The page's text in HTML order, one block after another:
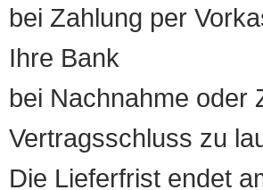
bei Zahlung per
Ihre Bank
bei Nachnahme oder
Vertragsschluss zu
Die Lieferfrist endet